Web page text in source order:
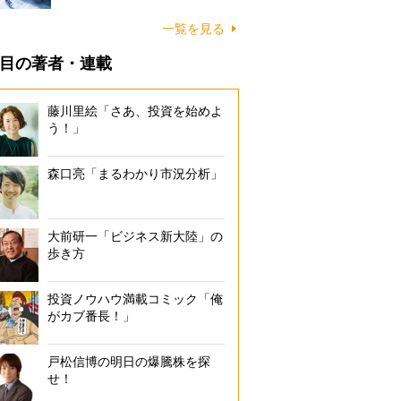
一覧を見る
の著者・連載
藤川里絵「さあ、投資を始めよ
う！」
森口亮「まるわかり市況分析」
大前研一「ビジネス新大陸」の
歩き方
投資ノウハウ満載コミック「俺
がカブ番長！」
戸松信博の明日の爆騰株を探
せ！